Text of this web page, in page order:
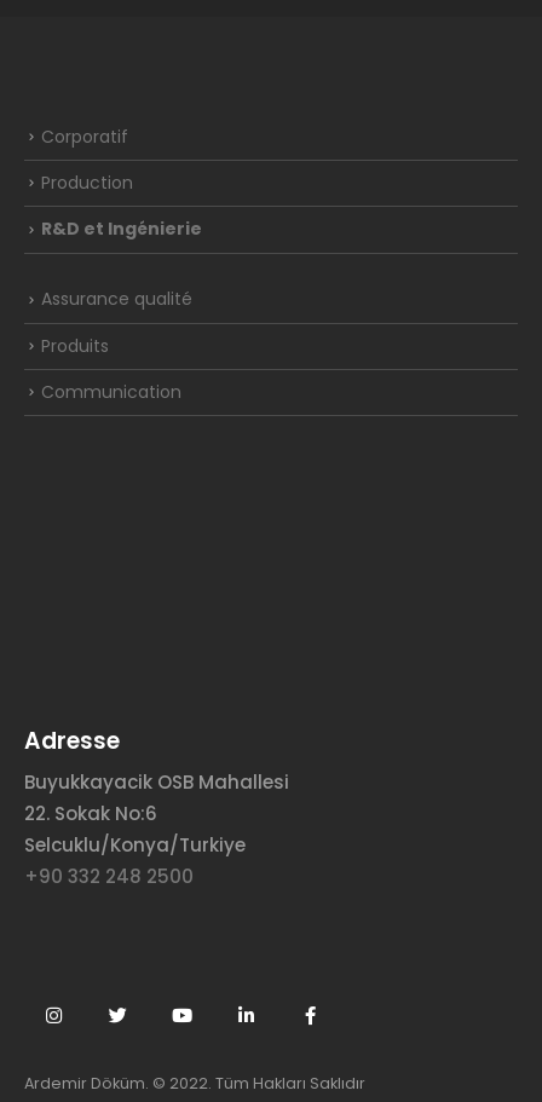
Corporatif
Production
R&D et Ingénierie
Assurance qualité
Produits
Communication
Adresse
Buyukkayacik OSB Mahallesi
22. Sokak No:6
Selcuklu/Konya/Turkiye
+90 332 248 2500
Ardemir Döküm. © 2022. Tüm Hakları Saklıdır